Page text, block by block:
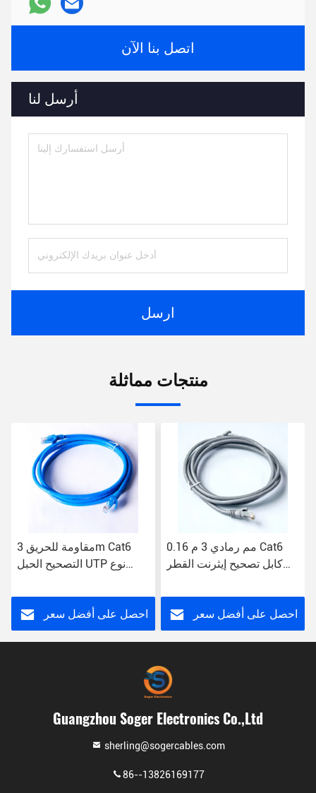
اتصل بنا الآن
أرسل لنا
ارسل
منتجات مماثلة
مقاومة للحريق 3m Cat6
التصحيح الحبل UTP نوع
احصل على أفضل سعر
0.16 مم رمادي 3 م Cat6
كابل تصحيح إيثرنت القطر
احصل على أفضل سعر
Guangzhou Soger Electronics Co.,Ltd
sherling@sogercables.com
86--13826169177